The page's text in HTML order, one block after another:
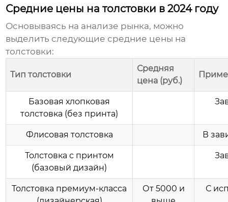
Средние цены на толстовки в 2024 году
Основываясь на анализе рынка, можно
выделить следующие средние цены на
толстовки:
Тип толстовки
Средняя
цена (руб.)
Базовая хлопковая
толстовка (без принта)
Флисовая толстовка В
Толстовка с принтом
(базовый дизайн)
Толстовка премиум-класса
От 5000 и
С